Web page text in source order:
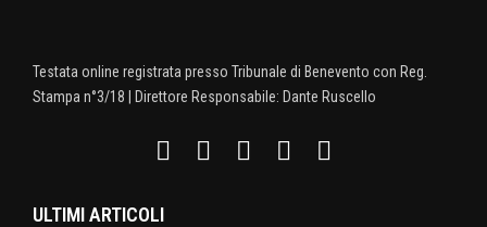
Testata online registrata presso Tribunale di Benevento con Reg.
Stampa n°3/18 | Direttore Responsabile: Dante Ruscello
ULTIMI ARTICOLI